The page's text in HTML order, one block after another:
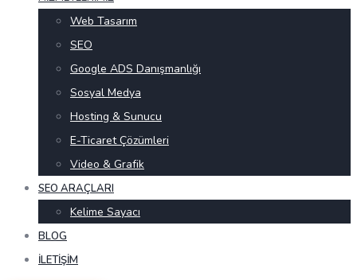
Web Tasarım
SEO
Google ADS Danışmanlığı
Sosyal Medya
Hosting & Sunucu
E-Ticaret Çözümleri
Video & Grafik
SEO ARAÇLARI
Kelime Sayacı
BLOG
İLETIŞIM